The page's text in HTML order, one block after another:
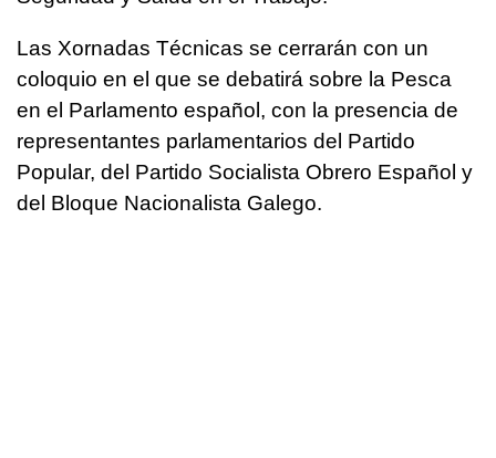
Las Xornadas Técnicas se cerrarán con un
coloquio en el que se debatirá sobre la Pesca
en el Parlamento español, con la presencia de
representantes parlamentarios del Partido
Popular, del Partido Socialista Obrero Español y
del Bloque Nacionalista Galego.